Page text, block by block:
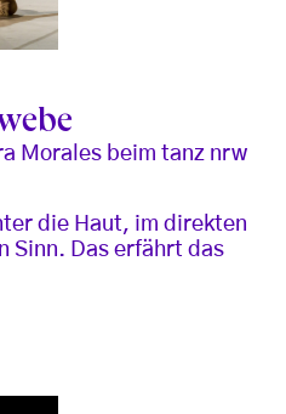
Morales beim tanz nrw
die Haut, im direkten
Sinn. Das erfährt das